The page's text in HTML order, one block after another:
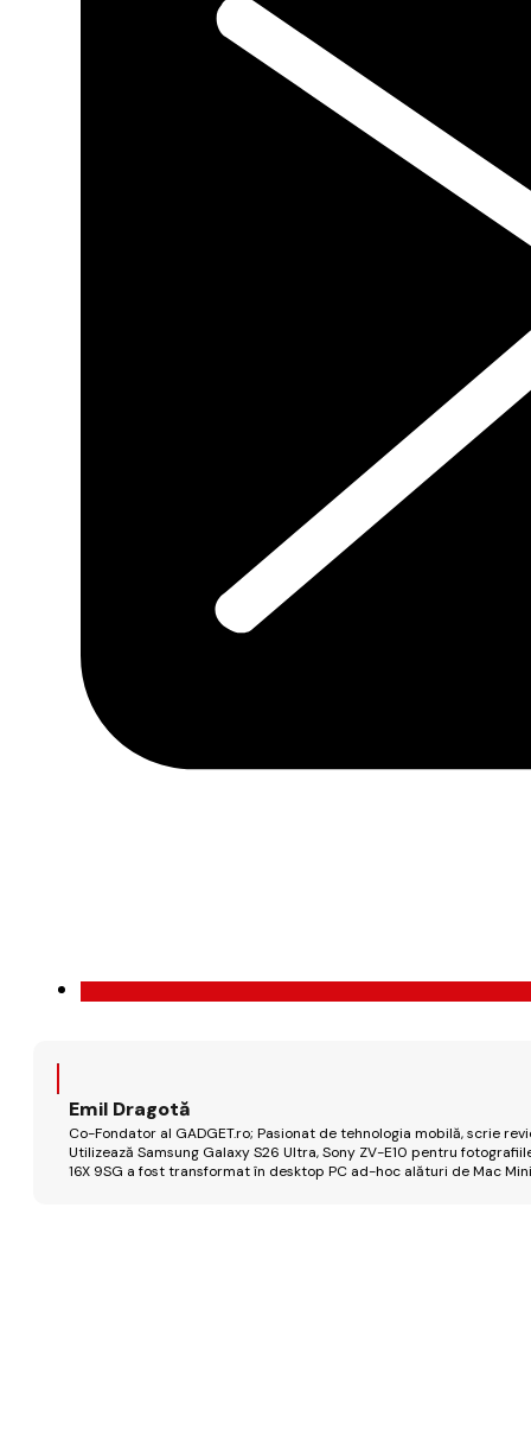
Emil Dragotă
Co-Fondator al GADGET.ro; Pasionat de tehnologia mobilă, scrie
Utilizează Samsung Galaxy S26 Ultra, Sony ZV-E10 pentru
16X 9SG a fost transformat în desktop PC ad-hoc alături de Mac